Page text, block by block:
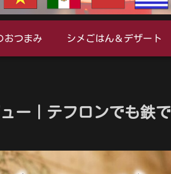
おつまみ シメごはん＆デザート
ュー｜テフロンでも鉄で